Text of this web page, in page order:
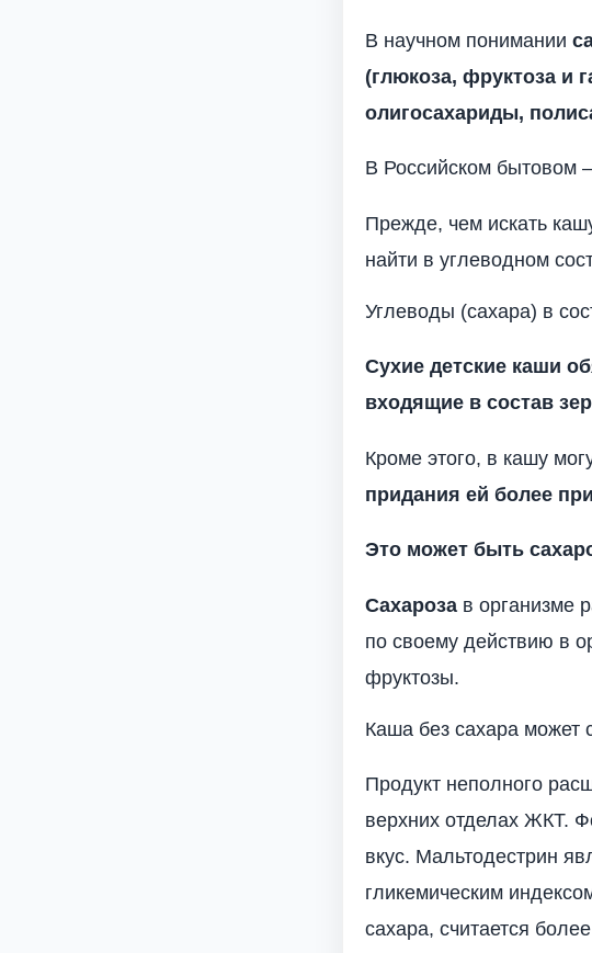
В научном понимании
(глюкоза, фруктоза и
олигосахариды,
В Российском бытовом
Прежде, чем искать
найти в углеводном
Углеводы (сахара) в
Сухие детские каши
входящие в состав
Кроме этого, в кашу
придания ей более
Это может быть
Сахароза в организме
по своему действию в
фруктозы.
Каша без сахара может
Продукт неполного
верхних отделах ЖКТ.
вкус. Мальтодестрин
гликемическим
сахара, считается